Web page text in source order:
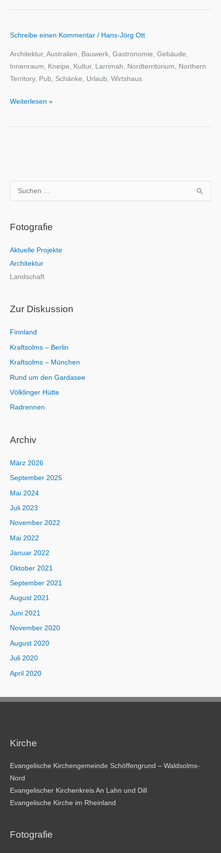
Schreibe einen Kommentar / Hans-Jörg Ott
Architektur, Australien, Bauwerk, Gastronomie, Gebäude,
Innenraum, Kneipe, Kultur, Larrimah, Nordterritorium, Northern
Territory, Pub, Schänke, Urlaub, Wirtshaus
Weiterlesen »
u
h
n
n
a
h
Fotografie
Aktuelle Projekte
Architektur
Landschaft
Zur Diskussion
Finnland
Kraftsolms – Berlin
Kraftsolms – München
Rund um den Gardasee
Völklinger Hütte
Radrennen
Archiv
März 2026
September 2025
Mai 2024
Juli 2023
November 2022
Mai 2022
Januar 2022
Oktober 2021
September 2021
August 2021
Juni 2021
November 2020
August 2020
Juli 2020
April 2020
Kirche
Evangelische Kirchengemeinde Schöffengrund – Waldsolms-
Nord
Evangelischer Kirchenkreis An Lahn und Dill
Evangelische Kirche im Rheinland
Fotografie